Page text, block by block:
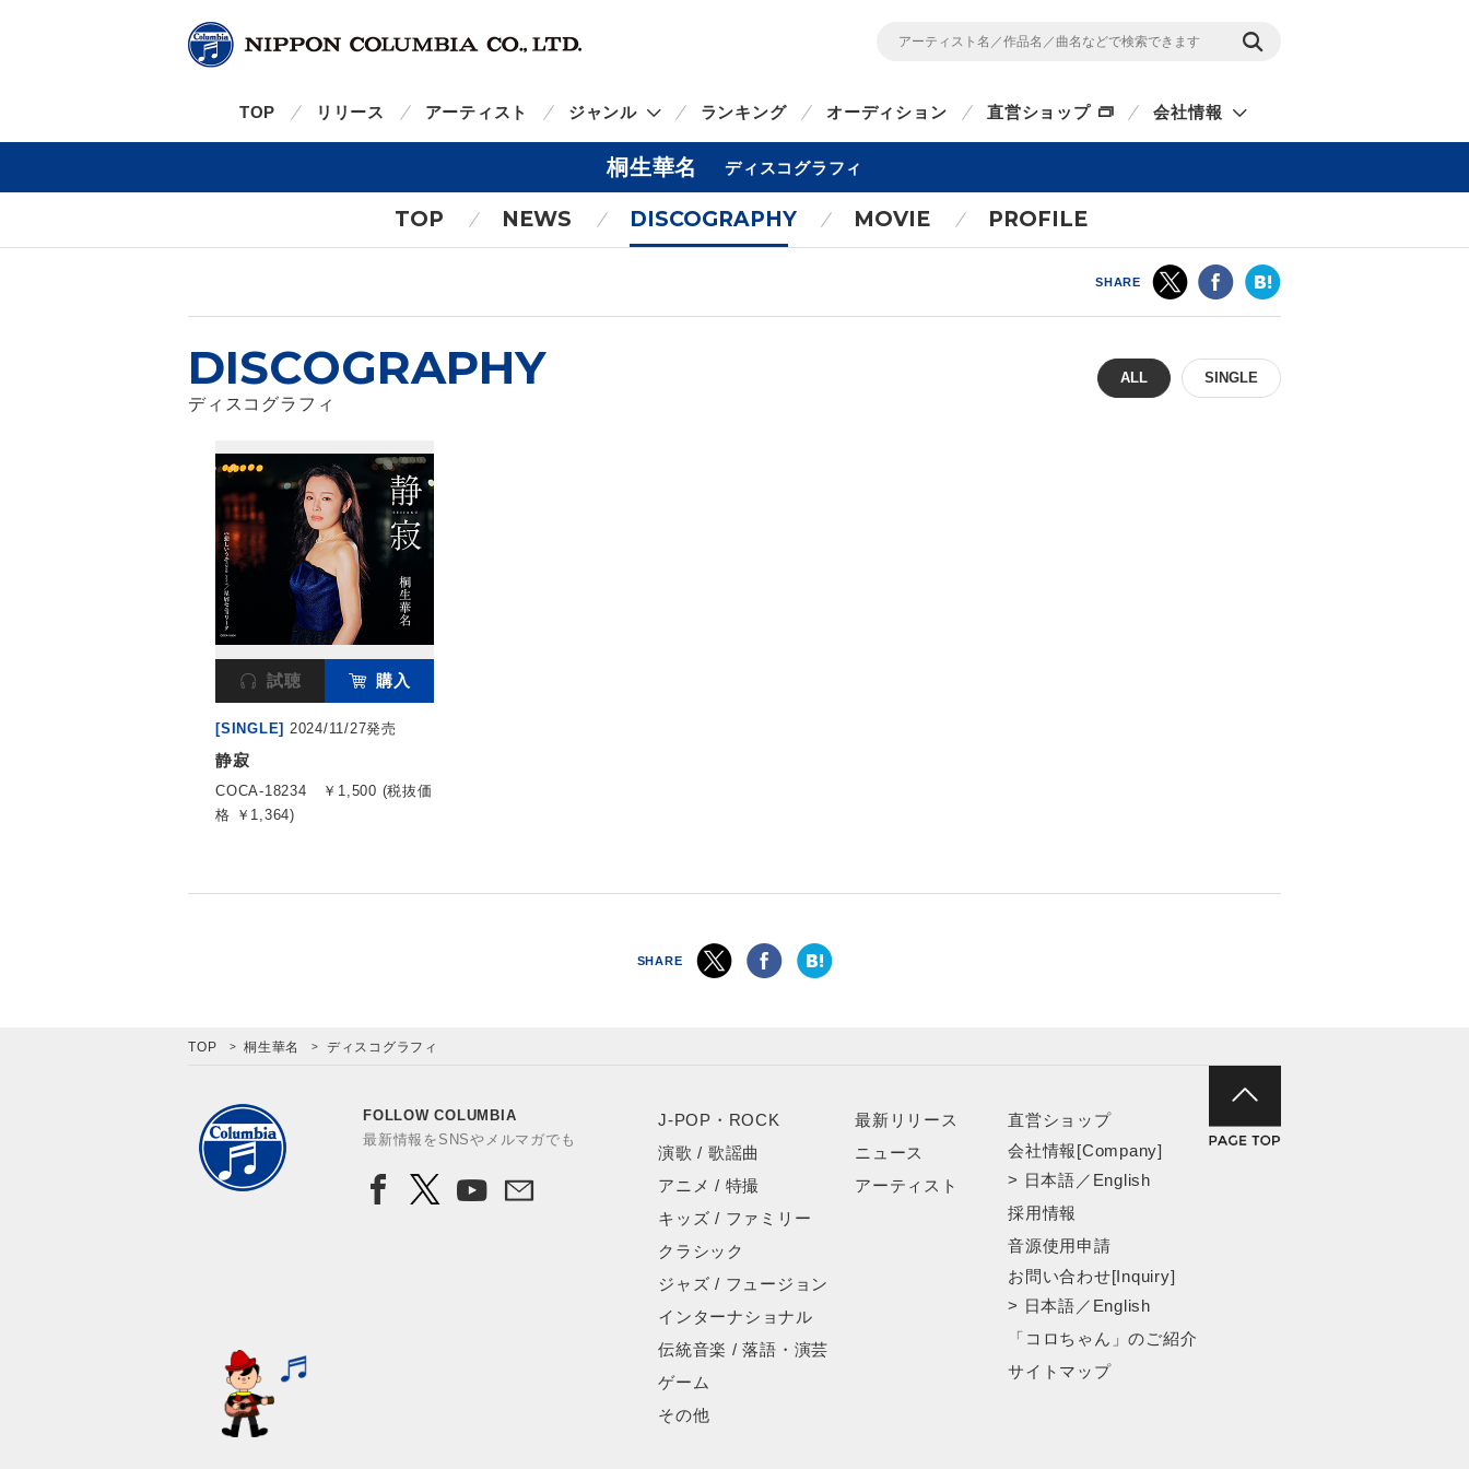
TOP リリース アーティスト ジャンル ランキング オーディション 直営ショップ 会社情報
桐生華名 ディスコグラフィ
TOP NEWS DISCOGRAPHY MOVIE PROFILE
SHARE
DISCOGRAPHY
ディスコグラフィ
ALL SINGLE
試聴 購入
[SINGLE] 2024/11/27発売
静寂
COCA-18234
￥1,500 (税抜価
格 ￥1,364)
SHARE
TOP 桐生華名 ディスコグラフィ
FOLLOW COLUMBIA
最新情報をSNSやメルマガでも
J-POP・ROCK
演歌 / 歌謡曲
アニメ / 特撮
キッズ / ファミリー
クラシック
ジャズ / フュージョン
インターナショナル
伝統音楽 / 落語・演芸
ゲーム
その他
最新リリース
ニュース
アーティスト
直営ショップ
会社情報[Company]
> 日本語 ／ English
採用情報
音源使用申請
お問い合わせ[Inquiry]
> 日本語 ／ English
「コロちゃん」のご紹介
サイトマップ